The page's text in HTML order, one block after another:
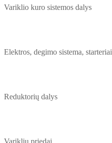
Variklio kuro sistemos dalys
Elektros, degimo sistema, starteriai
Reduktorių dalys
Variklių priedai